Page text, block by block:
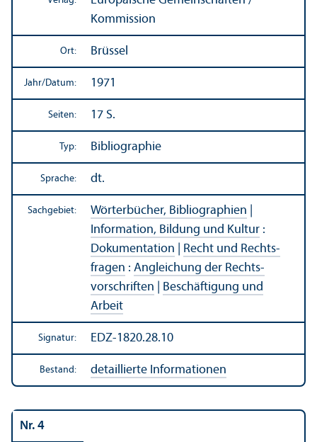
Kommission
Ort: Brüssel
Jahr/Datum: 1971
Seiten: 17 S.
Typ: Bibliographie
Sprache: dt.
Sachgebiet: Wörterbücher, Bibliographien
Information, Bildung und Kultur :
Dokumentation
Recht und Rechts­
fragen : Angleich­ung der Rechts­
vorschriften
Beschäftigung und
Arbeit
Signatur: EDZ-1820.28.10
Bestand: detaillierte Informationen
Nr. 4